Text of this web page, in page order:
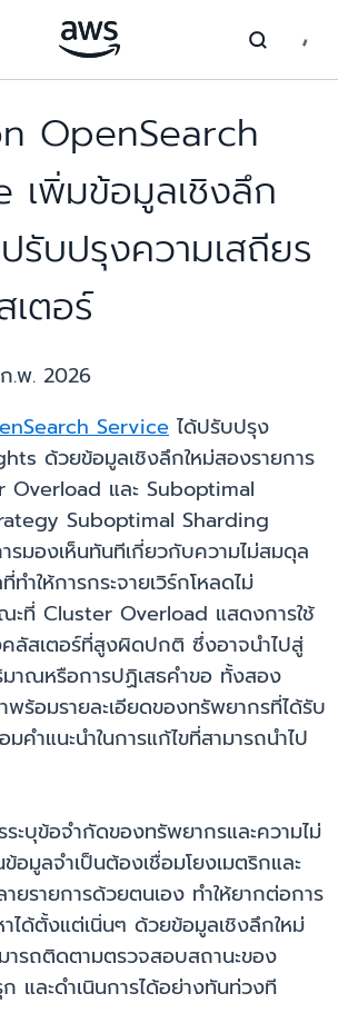
OpenSearch
เพิ่มข้อมูลเชิงลึก
รับปรุงความเสถียร
ตอร์
.พ. 2026
Service ได้ปรับปรุง
ด้วยข้อมูลเชิงลึกใหม่สองรายการ
Overload และ Suboptimal
Suboptimal Sharding
รมองเห็นทันทีเกี่ยวกับความไม่สมดุล
ำให้การกระจายเวิร์กโหลดไม่
ะที่ Cluster Overload แสดงการใช้
ลัสเตอร์ที่สูงผิดปกติ ซึ่งอาจนำไปสู่
าณหรือการปฏิเสธคำขอ ทั้งสอง
พร้อมรายละเอียดของทรัพยากรที่ได้รับ
คำแนะนำในการแก้ไขที่สามารถนำไป
ะบุข้อจำกัดของทรัพยากรและความไม่
อมูลจำเป็นต้องเชื่อมโยงเมตริกและ
ยรายการด้วยตนเอง ทำให้ยากต่อการ
ด้ตั้งแต่เนิ่นๆ ด้วยข้อมูลเชิงลึกใหม่
รถติดตามตรวจสอบสถานะของ
และดำเนินการได้อย่างทันท่วงที